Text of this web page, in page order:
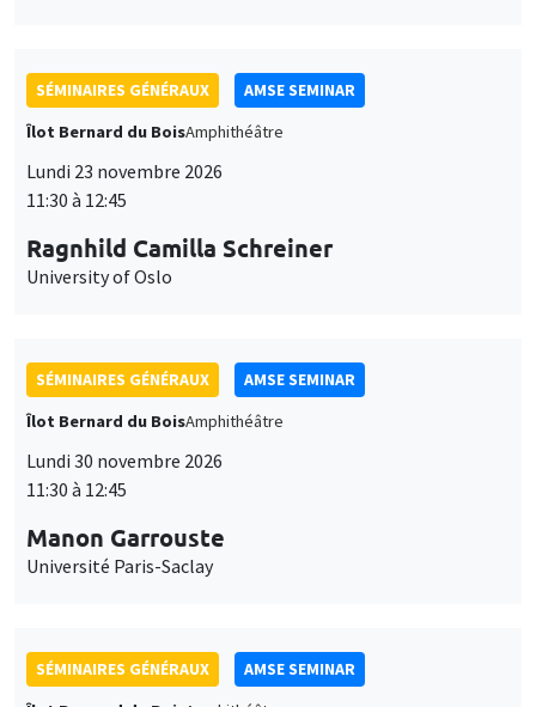
SÉMINAIRES GÉNÉRAUX
AMSE SEMINAR
Îlot Bernard du BoisAmphithéâtre
Lundi 23 novembre 2026
11:30 à 12:45
Ragnhild Camilla Schreiner
University of Oslo
SÉMINAIRES GÉNÉRAUX
AMSE SEMINAR
Îlot Bernard du BoisAmphithéâtre
Lundi 30 novembre 2026
11:30 à 12:45
Manon Garrouste
Université Paris-Saclay
SÉMINAIRES GÉNÉRAUX
AMSE SEMINAR